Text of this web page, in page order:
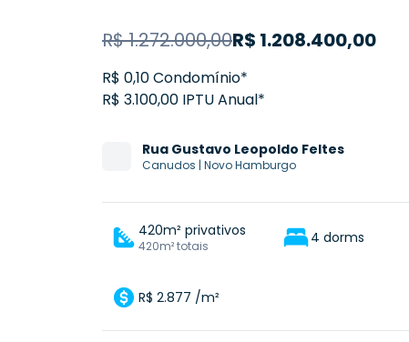
R$1.272.000,00R$ 1.208.400,00
R$ 0,10 Condomínio*
R$ 3.100,00 IPTU Anual*
Rua Gustavo Leopoldo Feltes
Canudos | Novo Hamburgo
420m² privativos
420m² totais 4 dorms
R$ 2.877 /m²